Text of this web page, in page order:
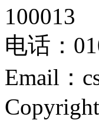
100013
电话：
Email：